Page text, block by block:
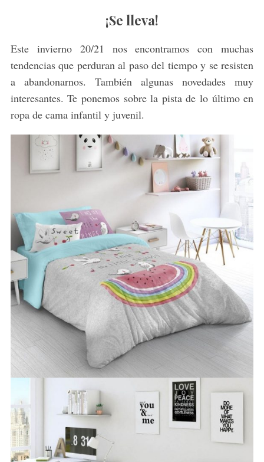
¡Se lleva!
Este invierno 20/21 nos encontramos con muchas
tendencias que perduran al paso del tiempo y se resisten
a abandonarnos. También algunas novedades muy
interesantes. Te ponemos sobre la pista de lo último en
ropa de cama infantil y juvenil.